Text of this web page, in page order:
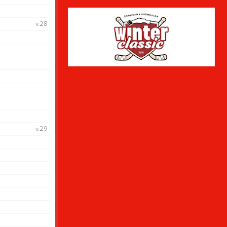
Lillstrimmahall
Felanmälan
Hemsida
v.28
v.29